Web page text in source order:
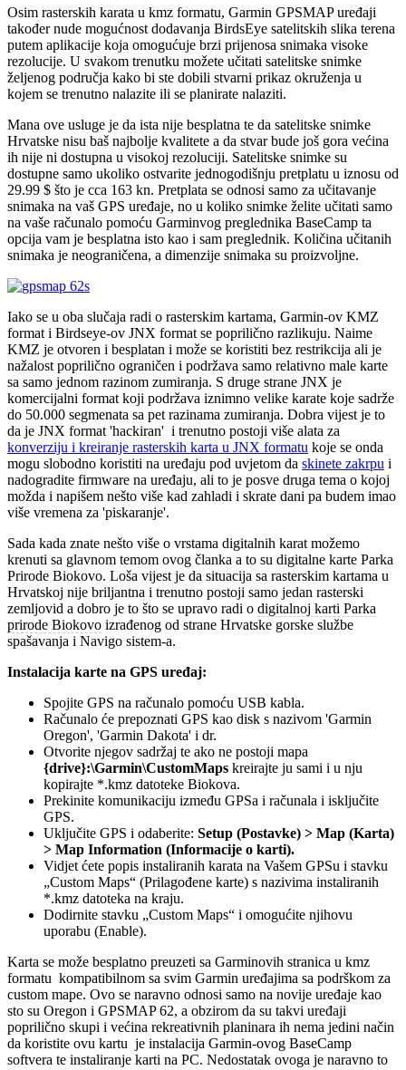
Osim rasterskih karata u kmz formatu, Garmin GPSMAP uređaji
također nude mogućnost dodavanja BirdsEye satelitskih slika terena
putem aplikacije koja omogućuje brzi prijenosa snimaka visoke
rezolucije. U svakom trenutku možete učitati satelitske snimke
željenog područja kako bi ste dobili stvarni prikaz okruženja u
kojem se trenutno nalazite ili se planirate nalaziti.
Mana ove usluge je da ista nije besplatna te da satelitske snimke
Hrvatske nisu baš najbolje kvalitete a da stvar bude još gora većina
ih nije ni dostupna u visokoj rezoluciji. Satelitske snimke su
dostupne samo ukoliko ostvarite jednogodišnju pretplatu u iznosu od
29.99 $ što je cca 163 kn. Pretplata se odnosi samo za učitavanje
snimaka na vaš GPS uređaje, no u koliko snimke želite učitati samo
na vaše računalo pomoću Garminvog preglednika BaseCamp ta
opcija vam je besplatna isto kao i sam preglednik. Količina učitanih
snimaka je neograničena, a dimenzije snimaka su proizvoljne.
Iako se u oba slučaja radi o rasterskim kartama, Garmin-ov KMZ
format i Birdseye-ov JNX format se poprilično razlikuju. Naime
KMZ je otvoren i besplatan i može se koristiti bez restrikcija ali je
nažalost poprilično ograničen i podržava samo relativno male karte
sa samo jednom razinom zumiranja. S druge strane JNX je
komercijalni format koji podržava iznimno velike karate koje sadrže
do 50.000 segmenata sa pet razinama zumiranja. Dobra vijest je to
da je JNX format 'hackiran' i trenutno postoji više alata za
konverziju i kreiranje rasterskih karta u JNX formatu koje se onda
mogu slobodno koristiti na uređaju pod uvjetom da skinete zakrpu i
nadogradite firmware na uređaju, ali to je posve druga tema o kojoj
možda i napišem nešto više kad zahladi i skrate dani pa budem imao
više vremena za 'piskaranje'.
Sada kada znate nešto više o vrstama digitalnih karat možemo
krenuti sa glavnom temom ovog članka a to su digitalne karte Parka
Prirode Biokovo. Loša vijest je da situacija sa rasterskim kartama u
Hrvatskoj nije briljantna i trenutno postoji samo jedan rasterski
zemljovid a dobro je to što se upravo radi o digitalnoj karti Parka
prirode Biokovo izrađenog od strane Hrvatske gorske službe
spašavanja i Navigo sistem-a.
Instalacija karte na GPS uređaj:
Spojite GPS na računalo pomoću USB kabla.
Računalo će prepoznati GPS kao disk s nazivom 'Garmin
Oregon', 'Garmin Dakota' i dr.
Otvorite njegov sadržaj te ako ne postoji mapa
{drive}:\Garmin\CustomMaps kreirajte ju sami i u nju
kopirajte *.kmz datoteke Biokova.
Prekinite komunikaciju između GPSa i računala i isključite
GPS.
Uključite GPS i odaberite: Setup (Postavke) > Map (Karta)
> Map Information (Informacije o karti).
Vidjet ćete popis instaliranih karata na Vašem GPSu i stavku
„Custom Maps“ (Prilagođene karte) s nazivima instaliranih
*.kmz datoteka na kraju.
Dodirnite stavku „Custom Maps“ i omogućite njihovu
uporabu (Enable).
Karta se može besplatno preuzeti sa Garminovih stranica u kmz
formatu kompatibilnom sa svim Garmin uređajima sa podrškom za
custom mape. Ovo se naravno odnosi samo na novije uređaje kao
sto su Oregon i GPSMAP 62, a obzirom da su takvi uređaji
poprilično skupi i većina rekreativnih planinara ih nema jedini način
da koristite ovu kartu je instalacija Garmin-ovog BaseCamp
softvera te instaliranje karti na PC. Nedostatak ovoga je naravno to